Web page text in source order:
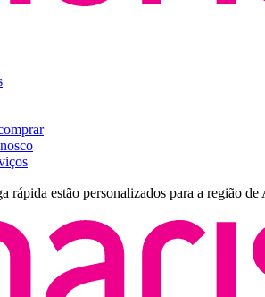
rápida estão personalizados para a região de